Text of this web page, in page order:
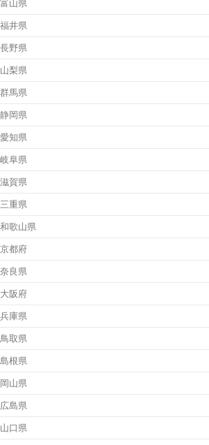
富山県
福井県
長野県
山梨県
群馬県
静岡県
愛知県
岐阜県
滋賀県
三重県
和歌山県
京都府
奈良県
大阪府
兵庫県
鳥取県
島根県
岡山県
広島県
山口県